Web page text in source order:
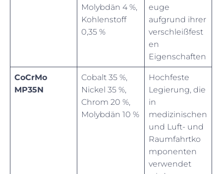
Molybdän 4 %,
Kohlenstoff
0,35 %
euge
aufgrund ihrer
verschleißfest
en
Eigenschaften
CoCrMo
MP35N
Cobalt 35 %,
Nickel 35 %,
Chrom 20 %,
Molybdän 10 %
Hochfeste
Legierung, die
in
medizinischen
und Luft- und
Raumfahrtko
mponenten
verwendet